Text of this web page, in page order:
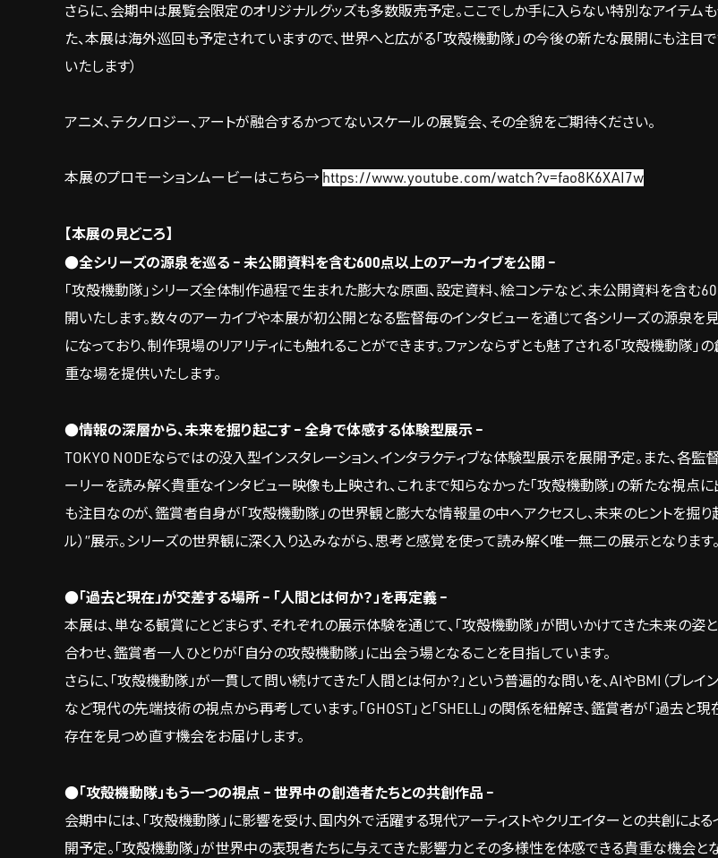
さらに、会期中は展覧会限定のオリジナルグッズも多数販売予定。ここでしか手に入らない特別なアイテムも
た、本展は海外巡回も予定されていますので、世界へと広がる「攻殻機動隊」の今後の新たな展開にも注目
いたします）
アニメ、テクノロジー、アートが融合するかつてないスケールの展覧会、その全貌をご期待ください。
本展のプロモーションムービーはこちら→ https://www.youtube.com/watch?v=fao8K6XAI7w
【本展の見どころ】
●全シリーズの源泉を巡る – 未公開資料を含む600点以上のアーカイブを公開 –
「攻殻機動隊」シリーズ全体制作過程で生まれた膨大な原画、設定資料、絵コンテなど、未公開資料を含む
開いたします。数々のアーカイブや本展が初公開となる監督毎のインタビューを通じて各シリーズの源泉を
になっており、制作現場のリアリティにも触れることができます。ファンならずとも魅了される「攻殻機動隊」
重な場を提供いたします。
●情報の深層から、未来を掘り起こす – 全身で体感する体験型展示 –
TOKYO NODEならではの没入型インスタレーション、インタラクティブな体験型展示を展開予定。また、各監
ーリーを読み解く貴重なインタビュー映像も上映され、これまで知らなかった「攻殻機動隊」の新たな視点に
も注目なのが、鑑賞者自身が「攻殻機動隊」の世界観と膨大な情報量の中へアクセスし、未来のヒントを掘り
ル）”展示。シリーズの世界観に深く入り込みながら、思考と感覚を使って読み解く唯一無二の展示となります。
●「過去と現在」が交差する場所 – 「人間とは何か？」を再定義 –
本展は、単なる観賞にとどまらず、それぞれの展示体験を通じて、「攻殻機動隊」が問いかけてきた未来の姿
合わせ、鑑賞者一人ひとりが「自分の攻殻機動隊」に出会う場となることを目指しています。
さらに、「攻殻機動隊」が一貫して問い続けてきた「人間とは何か？」という普遍的な問いを、AIやBMI（ブレイン
など現代の先端技術の視点から再考しています。「GHOST」と「SHELL」の関係を紐解き、鑑賞者が「過去と現
存在を見つめ直す機会をお届けします。
●「攻殻機動隊」もう一つの視点 – 世界中の創造者たちとの共創作品 –
会期中には、「攻殻機動隊」に影響を受け、国内外で活躍する現代アーティストやクリエイターとの共創によ
開予定。「攻殻機動隊」が世界中の表現者たちに与えてきた影響力とその多様性を体感できる貴重な機会とな